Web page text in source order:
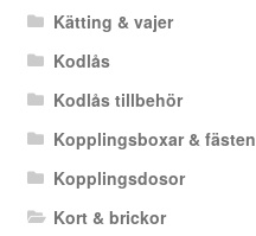
Kätting & vajer
Kodlås
Kodlås tillbehör
Kopplingsboxar & fästen
Kopplingsdosor
Kort & brickor